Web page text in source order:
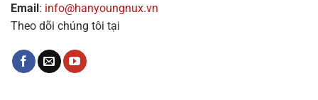
Email: info@hanyoungnux.vn
Theo dõi chúng tôi tại